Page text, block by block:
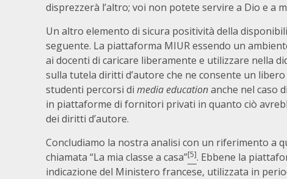
disprezzerà l’altro; voi non potete servire a Dio e a
Un altro elemento di sicura positività della
seguente. La piattaforma MIUR essendo un
ai docenti di caricare liberamente e utilizzare nella
sulla tutela diritti d’autore che ne consente un
studenti percorsi di media educationanche nel caso
in piattaforme di fornitori privati in quanto ciò
dei diritti d’autore.
Concludiamo la nostra analisi con un riferimento a
chiamata “La mia classe a casa”[5]. Ebbene la
indicazione del Ministero francese, utilizzata in